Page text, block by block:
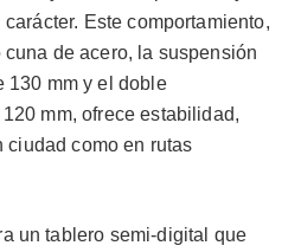
Este comportamiento,
de acero, la suspensión
130 mm y el doble
mm, ofrece estabilidad,
ciudad como en rutas
un tablero semi-digital que